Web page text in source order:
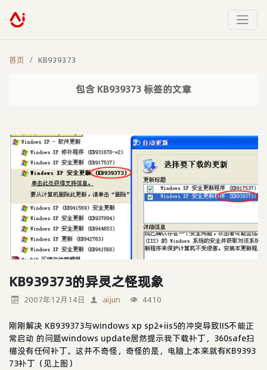
首页 KB939373
包含 KB939373 标签的文章
KB939373的异灵之怪现象
2007年12月14日 aijun 4410
刚刚解决 KB939373与windows xp sp2+iis5的冲突导致IIS不能正
常启动 的问题windows update居然提示我下载补丁，360safe扫
描没有任何补丁。这并不奇怪，奇怪的是，电脑上本来就有KB9393
73补丁（见上图）